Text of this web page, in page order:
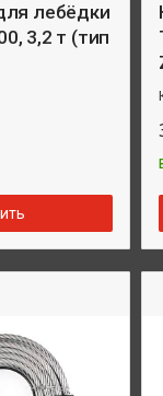
лебёдки
3,2 т (тип